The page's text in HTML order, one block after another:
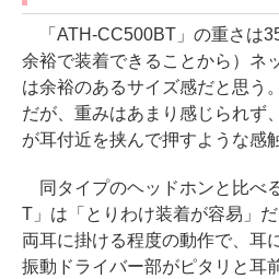
「ATH-CC500BT」の重さは
余裕で装着できることから）ネ
は余裕のあるサイズ感だと思う
だが、重みはあまり感じられず
が耳付近を挟んで押すような感
同タイプのヘッドホンと比べ
T」は「とりわけ装着が容易」
両耳に掛ける程度の動作で、耳
振動ドライバー部がピタリと耳